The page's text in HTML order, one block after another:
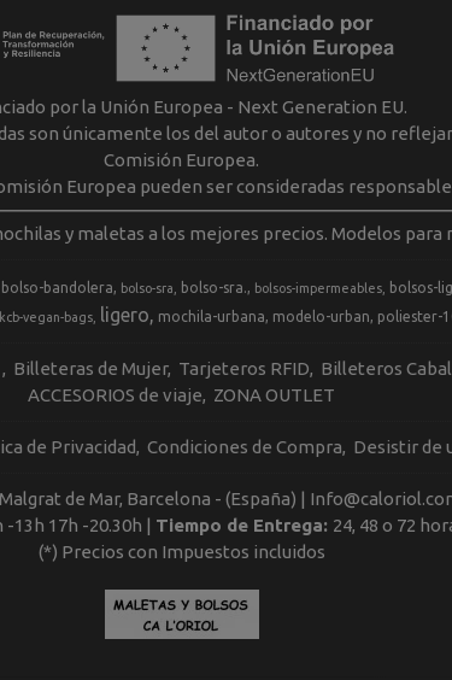
por la Unión Europea - Next Generation EU.
son únicamente los del autor o autores y no
Comisión Europea.
Europea pueden ser consideradas
y maletas a los mejores precios. Modelos para
bolso-bandolera bolso-sra bolso-sra. bolsos-impermeables bolsos-
kcb-vegan-bags ligero mochila-urbana modelo-urban poliester-
Billeteras de Mujer Tarjeteros RFID Billeteros
ACCESORIOS de viaje ZONA OUTLET
de Privacidad Condiciones de Compra Desistir de
de Mar, Barcelona - (España) |
-13h 17h -20.30h | Tiempo de Entrega: 24, 48 o 72
(*) Precios con Impuestos incluidos